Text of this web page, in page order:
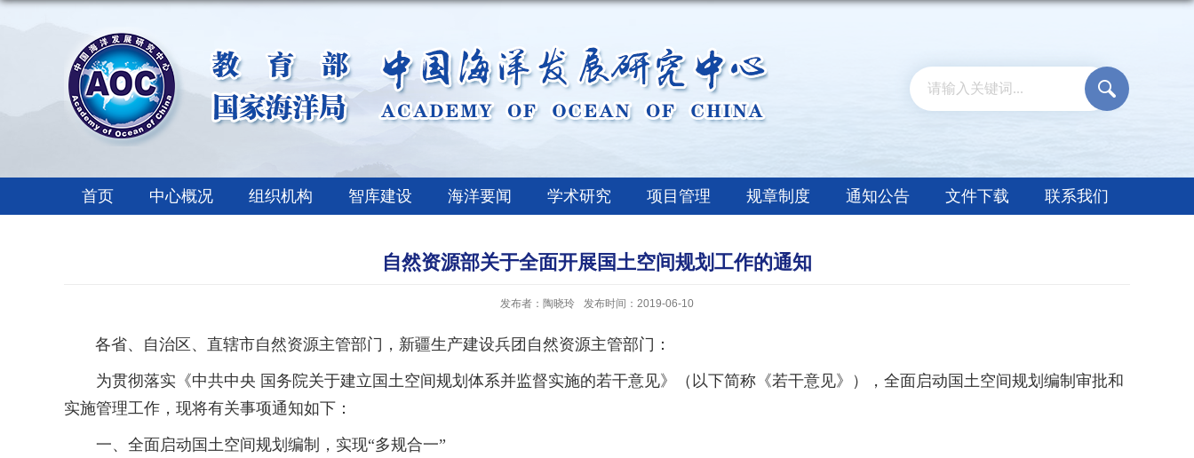
首页 中心概况 组织机构 智库建设 海洋要闻 学术研究 项目管理 规章制度 通知公告 文件下载 联系我们
自然资源部关于全面开展国土空间规划工作的通知
发布者：陶晓玲 发布时间：2019-06-10
各省、自治区、直辖市自然资源主管部门，新疆生产建设兵团自然资源主管部门：
为贯彻落实《中共中央 国务院关于建立国土空间规划体系并监督实施的若干意见》（以下简称《若干意见》），全面启动国土空间规划编制审批和
实施管理工作，现将有关事项通知如下：
一、全面启动国土空间规划编制，实现“多规合一”